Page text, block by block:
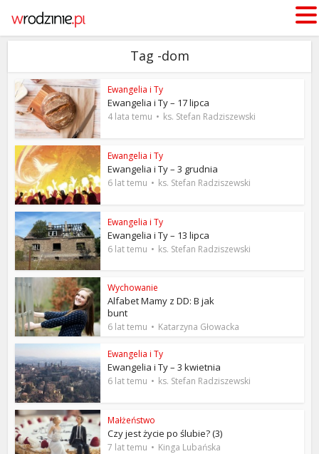
Tag -dom
Ewangelia i Ty
Ewangelia i Ty – 17 lipca
4 lata temu ks. Stefan Radziszewski
Ewangelia i Ty
Ewangelia i Ty – 3 grudnia
6 lat temu ks. Stefan Radziszewski
Ewangelia i Ty
Ewangelia i Ty – 13 lipca
6 lat temu ks. Stefan Radziszewski
Wychowanie
Alfabet Mamy z DD: B jak
bunt
6 lat temu Katarzyna Głowacka
Ewangelia i Ty
Ewangelia i Ty – 3 kwietnia
6 lat temu ks. Stefan Radziszewski
Małżeństwo
Czy jest życie po ślubie? (3)
7 lat temu Kinga Lubańska